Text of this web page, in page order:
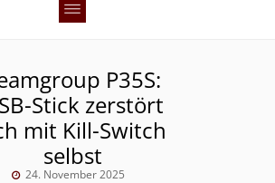
P35S:
Stick zerstört
mit Kill-Switch
selbst
24. November 2025